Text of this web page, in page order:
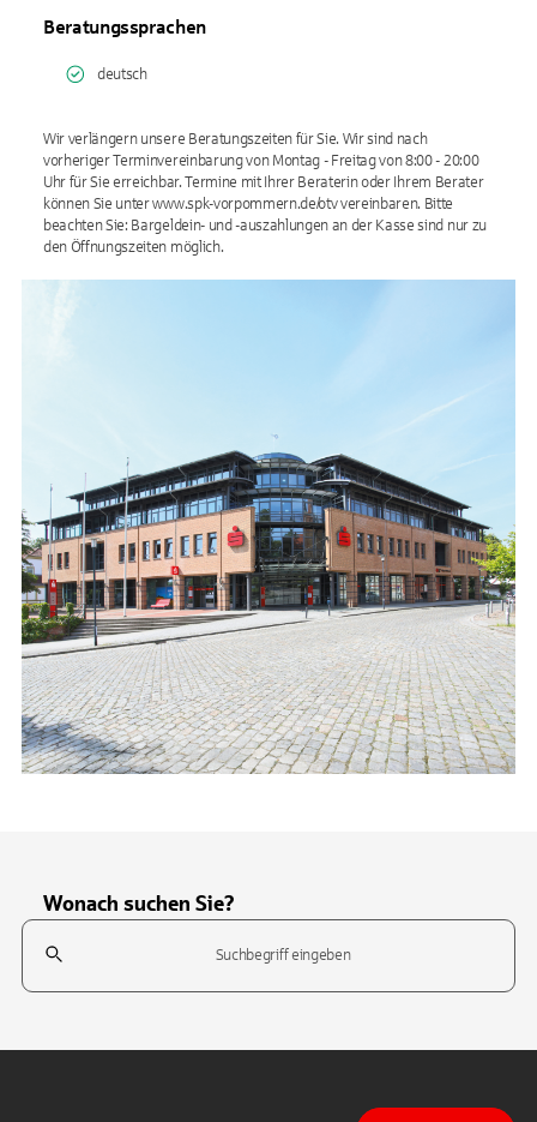
Beratungssprachen
deutsch
Wir verlängern unsere Beratungszeiten für Sie. Wir sind nach
vorheriger Terminvereinbarung von Montag - Freitag von 8:00 - 20:00
Uhr für Sie erreichbar. Termine mit Ihrer Beraterin oder Ihrem Berater
können Sie unter www.spk-vorpommern.de/otv vereinbaren. Bitte
beachten Sie: Bargeldein- und -auszahlungen an der Kasse sind nur zu
den Öffnungszeiten möglich.
Wonach suchen Sie?
Suchfeld